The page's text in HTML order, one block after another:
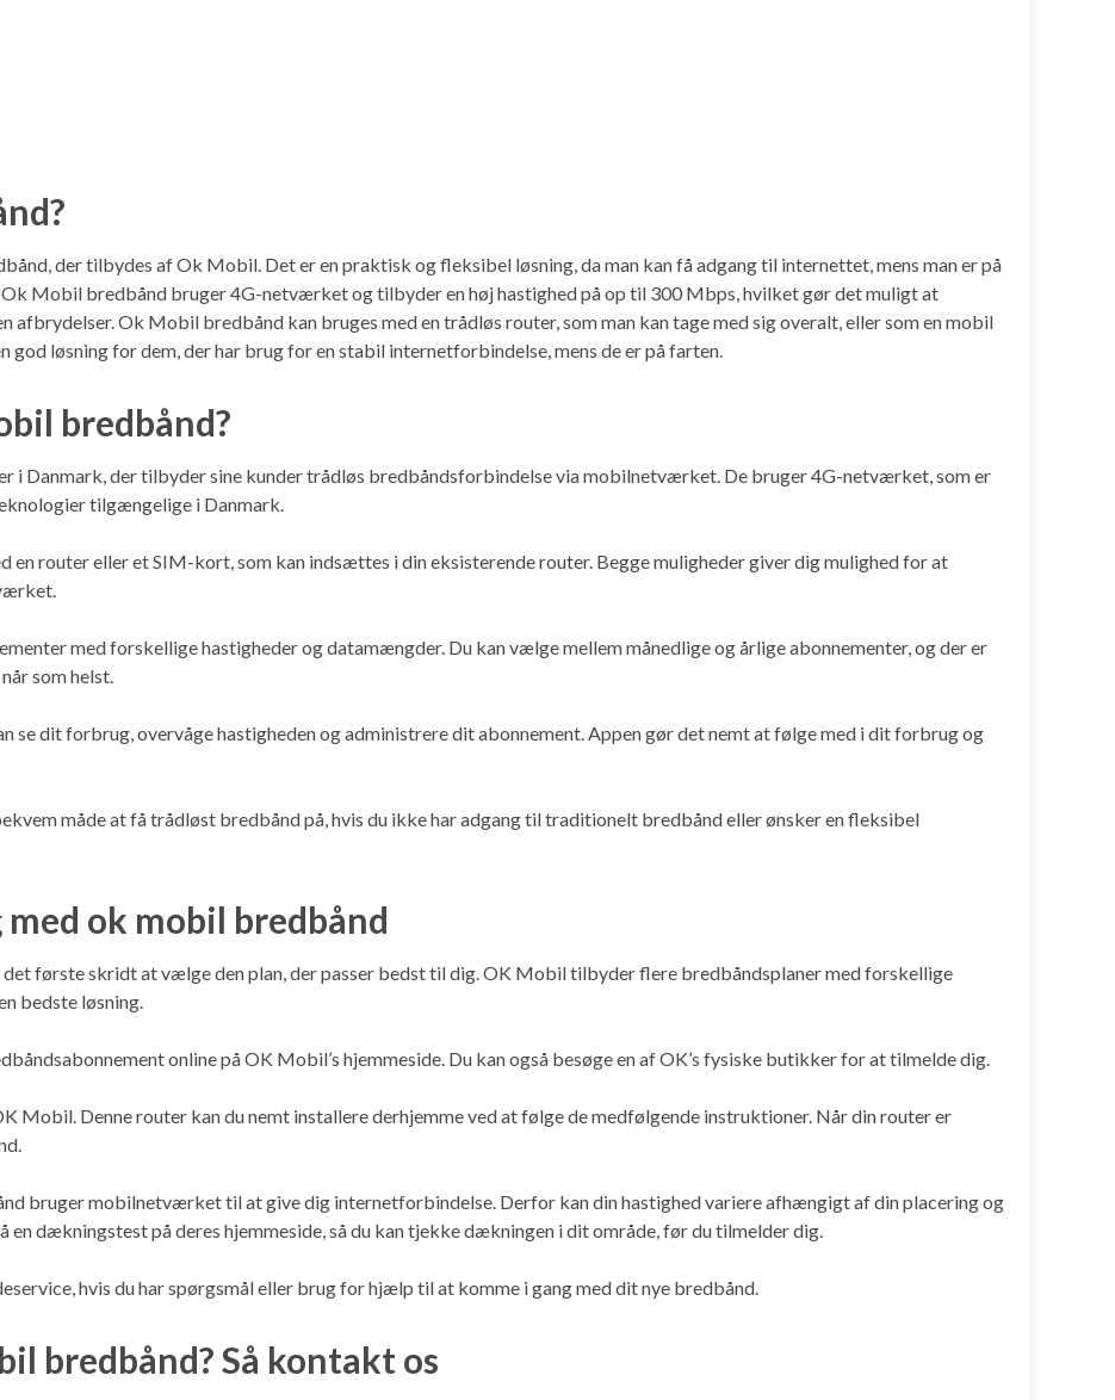
der tilbydes af Ok Mobil. Det er en praktisk og fleksibel løsning, da man kan få adgang til internettet, mens man er på
Ok Mobil bredbånd bruger 4G-netværket og tilbyder en høj hastighed på op til 300 Mbps, hvilket gør det muligt at
afbrydelser. Ok Mobil bredbånd kan bruges med en trådløs router, som man kan tage med sig overalt, eller som en mobil
god løsning for dem, der har brug for en stabil internetforbindelse, mens de er på farten.
bredbånd?
i Danmark, der tilbyder sine kunder trådløs bredbåndsforbindelse via mobilnetværket. De bruger 4G-netværket, som er
tilgængelige i Danmark.
en router eller et SIM-kort, som kan indsættes i din eksisterende router. Begge muligheder giver dig mulighed for at
med forskellige hastigheder og datamængder. Du kan vælge mellem månedlige og årlige abonnementer, og der er
som helst.
se dit forbrug, overvåge hastigheden og administrere dit abonnement. Appen gør det nemt at følge med i dit forbrug og
måde at få trådløst bredbånd på, hvis du ikke har adgang til traditionelt bredbånd eller ønsker en fleksibel
ok mobil bredbånd
første skridt at vælge den plan, der passer bedst til dig. OK Mobil tilbyder flere bredbåndsplaner med forskellige
bedste løsning.
online på OK Mobil’s hjemmeside. Du kan også besøge en af OK’s fysiske butikker for at tilmelde dig.
Mobil. Denne router kan du nemt installere derhjemme ved at følge de medfølgende instruktioner. Når din router er
bruger mobilnetværket til at give dig internetforbindelse. Derfor kan din hastighed variere afhængigt af din placering og
dækningstest på deres hjemmeside, så du kan tjekke dækningen i dit område, før du tilmelder dig.
hvis du har spørgsmål eller brug for hjælp til at komme i gang med dit nye bredbånd.
bredbånd? Så kontakt os